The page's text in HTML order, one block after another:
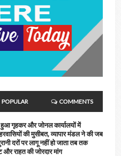
POPULAR COMMENTS
हुआ गृहकर और जोनल कार्यालयों में
की मुसीबत, व्यापार मंडल ने की जब
दरों पर लागू नहीं हो जाता तब तक
राहत की जोरदार मांग